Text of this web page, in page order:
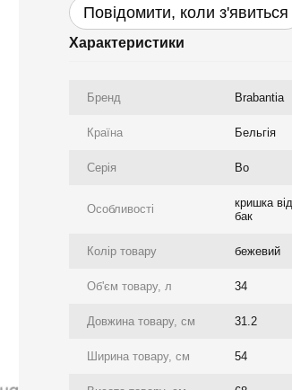
Повідомити, коли з'явиться
Характеристики
Бренд Brabantia
Країна Бельгія
Серія Bo
Особливості
кришка
бак
Колір товару бежевий
Об'єм товару, л 34
Довжина товару, см 31.2
Ширина товару, см 54